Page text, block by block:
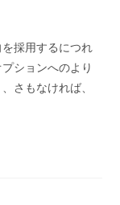
採用するにつれ
ションへのより
さもなければ、